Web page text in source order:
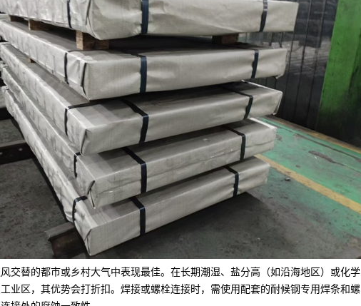
交替的都市或乡村大气中表现最佳。在长期潮湿、盐分高（如沿海地区）或化学
业区，其优势会打折扣。焊接或螺栓连接时，需使用配套的耐候钢专用焊条和螺